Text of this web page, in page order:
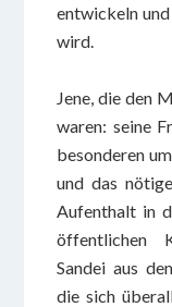
entwickeln
wird.
Jene, die den
waren: seine
besonderen
und das
Aufenthalt in
öffentlichen
Sandei aus
die sich